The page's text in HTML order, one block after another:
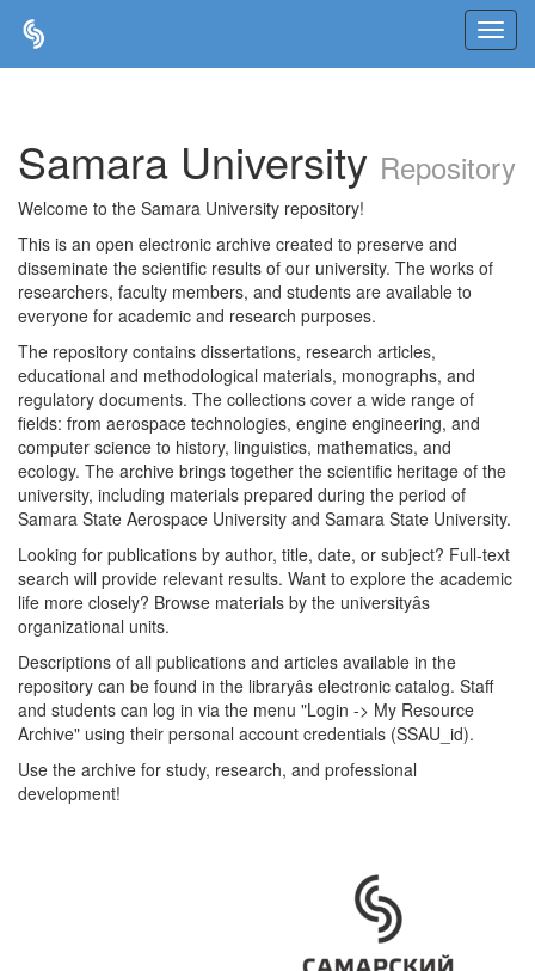
Samara University Repository
Welcome to the Samara University repository!
This is an open electronic archive created to preserve and
disseminate the scientific results of our university. The works of
researchers, faculty members, and students are available to
everyone for academic and research purposes.
The repository contains dissertations, research articles,
educational and methodological materials, monographs, and
regulatory documents. The collections cover a wide range of
fields: from aerospace technologies, engine engineering, and
computer science to history, linguistics, mathematics, and
ecology. The archive brings together the scientific heritage of the
university, including materials prepared during the period of
Samara State Aerospace University and Samara State University.
Looking for publications by author, title, date, or subject? Full-text
search will provide relevant results. Want to explore the academic
life more closely? Browse materials by the universityâs
organizational units.
Descriptions of all publications and articles available in the
repository can be found in the libraryâs electronic catalog. Staff
and students can log in via the menu "Login -> My Resource
Archive" using their personal account credentials (SSAU_id).
Use the archive for study, research, and professional
development!